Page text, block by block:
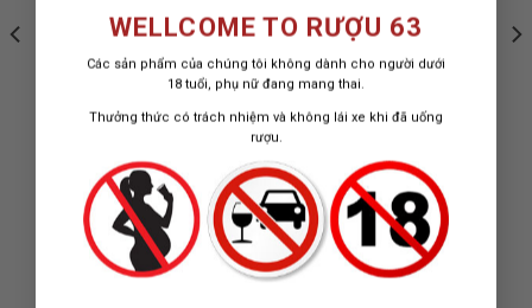
WELLCOME TO RƯỢU 63
Các sản phẩm của chúng tôi không dành cho người dưới
18 tuổi, phụ nữ đang mang thai.
Thưởng thức có trách nhiệm và không lái xe khi đã uống
rượu.
RƯỢU VANG PHÁP LES
DAUPHINS COTES DU
RHONE
"Smooth, juicy red with spicy
black fruit"
750 ML / 13.5%
LA JOYA SINGLE
VINEYARD MERLOT
RƯỢU VANG ĐỎ TÂY BAN NHA
750 ML / 14%
770.000